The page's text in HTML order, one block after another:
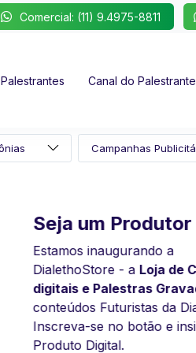
Comercial: (11) 9.4975-8811
Palestrantes Canal do Palestrante